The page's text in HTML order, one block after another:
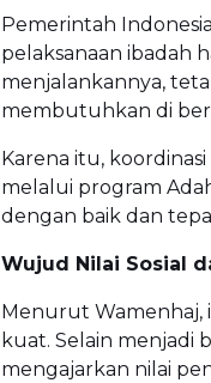
Pemerintah
pelaksanaan ibadah
menjalankannya,
membutuhkan di
Karena itu,
melalui program
dengan baik dan
Wujud Nilai Sosial
Menurut Wamenhaj,
kuat. Selain menjadi
mengajarkan nilai